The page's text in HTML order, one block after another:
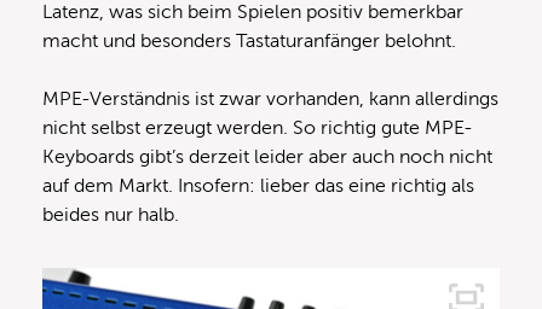
Latenz, was sich beim Spielen positiv bemerkbar
macht und besonders Tastaturanfänger belohnt.
MPE-Verständnis ist zwar vorhanden, kann allerdings
nicht selbst erzeugt werden. So richtig gute MPE-
Keyboards gibt’s derzeit leider aber auch noch nicht
auf dem Markt. Insofern: lieber das eine richtig als
beides nur halb.